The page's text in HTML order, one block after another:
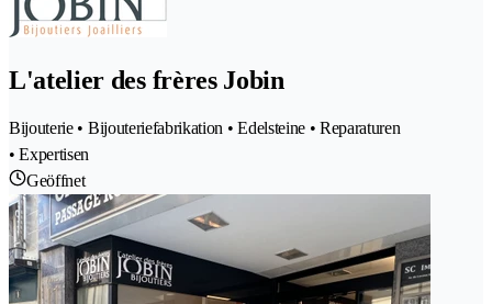
L'atelier des frères Jobin
Bijouterie • Bijouteriefabrikation • Edelsteine • Reparaturen
• Expertisen
Geöffnet